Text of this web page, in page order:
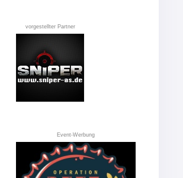
vorgestellter Partner
Event-Werbung